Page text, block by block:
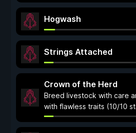
Hogwash
Strings Attached
Crown of the Herd
Breed livestock with care
with flawless traits (10/10